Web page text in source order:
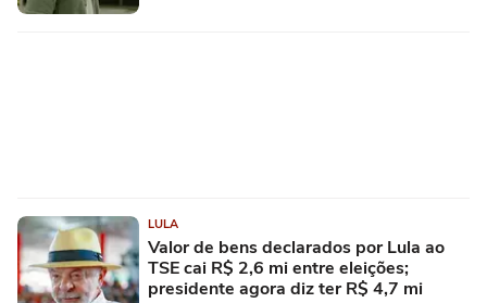
LULA
Valor de bens declarados por Lula ao
TSE cai R$ 2,6 mi entre eleições;
presidente agora diz ter R$ 4,7 mi